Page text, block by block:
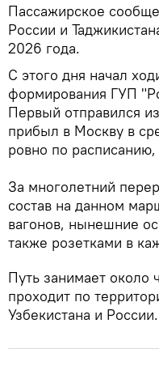
Пассажирское
России и
2026 года.
С этого дня начал
формирования ГУП
Первый отправился
прибыл в Москву в
ровно по
За многолетний
состав на данном
вагонов, нынешние
также розетками в
Путь занимает около
проходит по
Узбекистана и России.